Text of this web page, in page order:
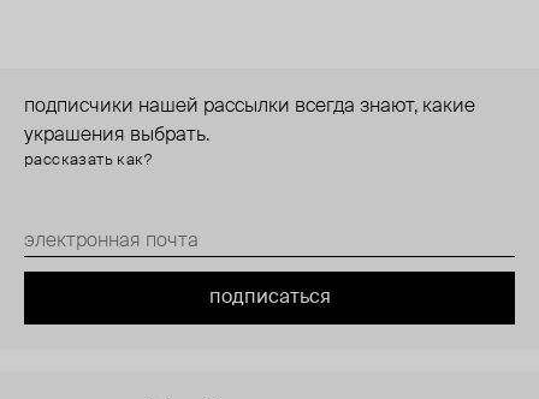
подписчики нашей рассылки всегда знают, какие
украшения выбрать.
рассказать как?
подписаться